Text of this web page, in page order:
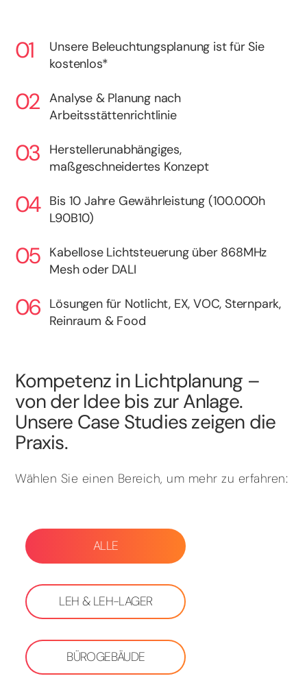
Unsere Beleuchtungsplanung ist für Sie
kostenlos*
Analyse & Planung nach
Arbeitsstättenrichtlinie
Herstellerunabhängiges,
maßgeschneidertes Konzept
Bis 10 Jahre Gewährleistung (100.000h
L90B10)
Kabellose Lichtsteuerung über 868MHz
Mesh oder DALI
Lösungen für Notlicht, EX, VOC, Sternpark,
Reinraum & Food
Kompetenz in Lichtplanung –
von der Idee bis zur Anlage.
Unsere Case Studies zeigen die
Praxis.
Wählen Sie einen Bereich, um mehr zu erfahren:
ALLE
LEH & LEH-LAGER
BÜROGEBÄUDE